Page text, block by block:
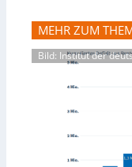
MEHR ZUM
Bild: Institut der